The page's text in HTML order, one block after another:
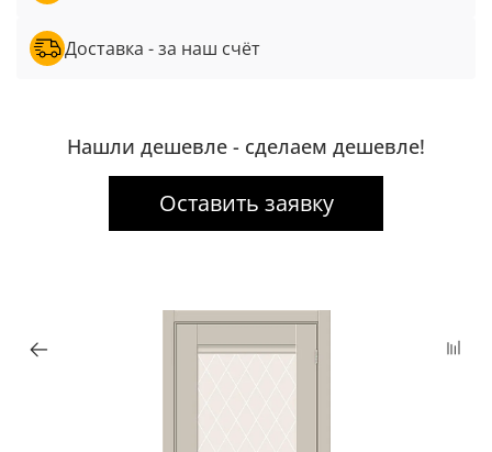
Доставка - за наш счёт
Нашли дешевле - сделаем дешевле!
Оставить заявку